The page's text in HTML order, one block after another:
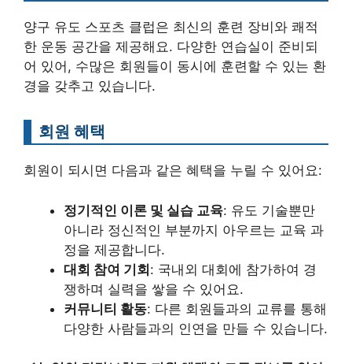
양구 유도 스포츠 클럽은 최신의 훈련 장비와 쾌적
한 운동 공간을 제공해요. 다양한 연습실이 준비되
어 있어, 수많은 회원들이 동시에 훈련할 수 있는 환
경을 갖추고 있습니다.
회원 혜택
회원이 되시면 다음과 같은 혜택을 누릴 수 있어요:
정기적인 이론 및 실습 교육: 유도 기술뿐만
아니라 정신적인 부분까지 아우르는 교육 과
정을 제공합니다.
대회 참여 기회: 국내외 대회에 참가하여 경
쟁하며 실력을 쌓을 수 있어요.
커뮤니티 활동: 다른 회원들과의 교류를 통해
다양한 사람들과의 인연을 만들 수 있습니다.